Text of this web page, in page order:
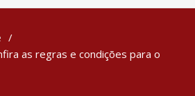
as regras e condições para o